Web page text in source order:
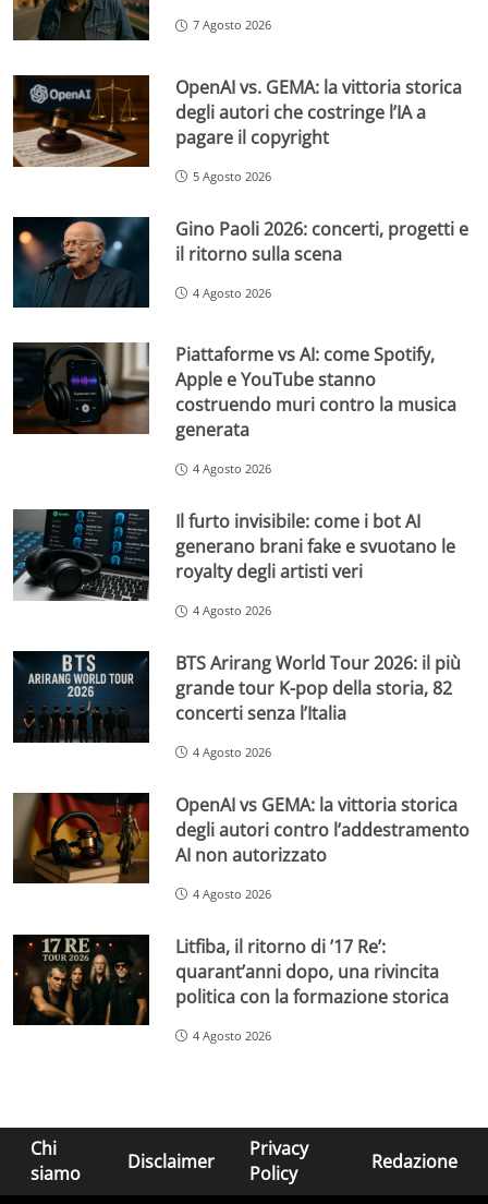
7 Agosto 2026
OpenAI vs. GEMA: la vittoria storica
degli autori che costringe l’IA a
pagare il copyright
5 Agosto 2026
Gino Paoli 2026: concerti, progetti e
il ritorno sulla scena
4 Agosto 2026
Piattaforme vs AI: come Spotify,
Apple e YouTube stanno
costruendo muri contro la musica
generata
4 Agosto 2026
Il furto invisibile: come i bot AI
generano brani fake e svuotano le
royalty degli artisti veri
4 Agosto 2026
BTS Arirang World Tour 2026: il più
grande tour K-pop della storia, 82
concerti senza l’Italia
4 Agosto 2026
OpenAI vs GEMA: la vittoria storica
degli autori contro l’addestramento
AI non autorizzato
4 Agosto 2026
Litfiba, il ritorno di ’17 Re’:
quarant’anni dopo, una rivincita
politica con la formazione storica
4 Agosto 2026
Chi
siamo
Disclaimer
Privacy
Policy
Redazione